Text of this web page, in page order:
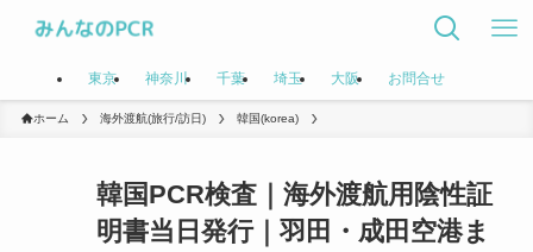
東京 神奈川 千葉 埼玉 大阪 お問合せ
ホーム 海外渡航(旅行/訪日) 韓国(korea)
韓国PCR検査｜海外渡航用陰性証
明書当日発行｜羽田・成田空港ま